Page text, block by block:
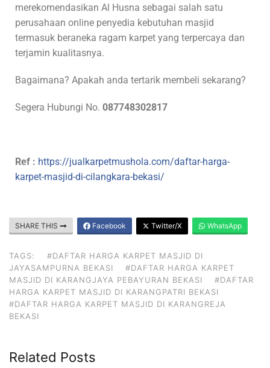
merekomendasikan Al Husna sebagai salah satu
perusahaan online penyedia kebutuhan masjid
termasuk beraneka ragam karpet yang terpercaya dan
terjamin kualitasnya.
Bagaimana? Apakah anda tertarik membeli sekarang?
Segera Hubungi No. 087748302817
Ref : https://jualkarpetmushola.com/daftar-harga-
karpet-masjid-di-cilangkara-bekasi/
SHARE THIS Facebook Twitter/X WhatsApp
TAGS:
#DAFTAR HARGA KARPET MASJID DI
JAYASAMPURNA BEKASI
#DAFTAR HARGA KARPET
MASJID DI KARANGJAYA PEBAYURAN BEKASI
#DAFTAR
HARGA KARPET MASJID DI KARANGPATRI BEKASI
#DAFTAR HARGA KARPET MASJID DI KARANGREJA
BEKASI
Related Posts